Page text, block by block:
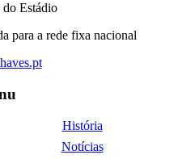
Estádio
para a rede fixa nacional
História
Notícias